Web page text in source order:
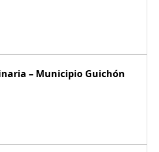
– Municipio Guichón